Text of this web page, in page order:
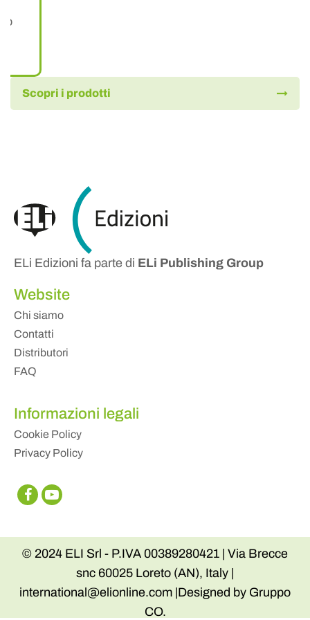
Scopri i prodotti
ELi Edizioni fa parte di ELi Publishing Group
Website
Chi siamo
Contatti
Distributori
FAQ
Informazioni legali
Cookie Policy
Privacy Policy
© 2024 ELI Srl - P.IVA 00389280421 | Via Brecce
snc 60025 Loreto (AN), Italy |
international@elionline.com |Designed by Gruppo
CO.